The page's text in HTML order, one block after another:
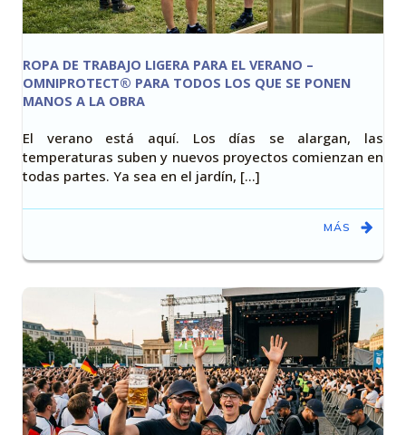
ROPA DE TRABAJO LIGERA PARA EL VERANO –
OMNIPROTECT® PARA TODOS LOS QUE SE PONEN
MANOS A LA OBRA
El verano está aquí. Los días se alargan, las
temperaturas suben y nuevos proyectos comienzan en
todas partes. Ya sea en el jardín, [...]
MÁS